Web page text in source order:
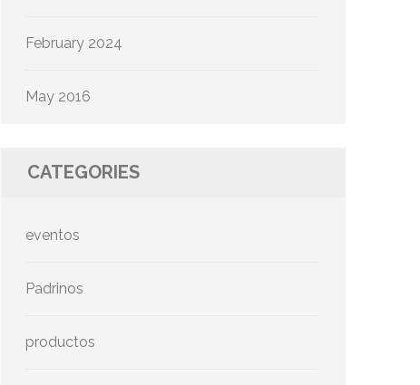
February 2024
May 2016
CATEGORIES
eventos
Padrinos
productos